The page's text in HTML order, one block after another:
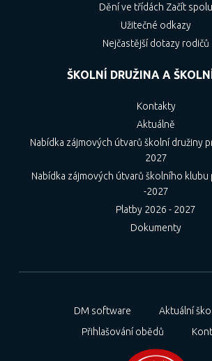
Dění ve třídách Začít spolu
Užitečné odkazy
Nejčastější dotazy rodičů
ŠKOLNÍ DRUŽINA A
Kontakty
Aktuálně
Nabídka zájmových útvarů školní družiny
2027
Nabídka zájmových útvarů školního klubu
-2027
Platby 2026 - 2027
Dokumenty
DM software
Aktuální
Přihlašování obědů